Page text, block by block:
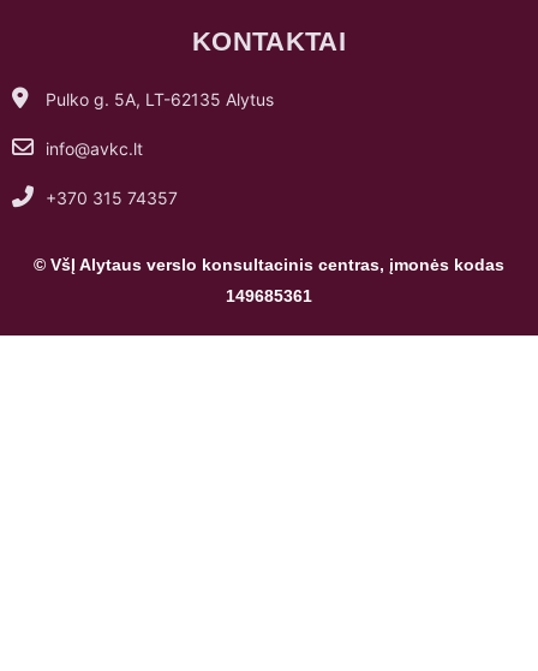
KONTAKTAI
Pulko g. 5A, LT-62135 Alytus
info@avkc.lt
+370 315 74357
© VšĮ Alytaus verslo konsultacinis centras, įmonės kodas
149685361